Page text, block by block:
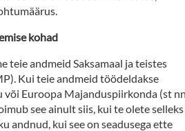
kohad
teie andmeid Saksamaal ja teistes
Kui teie andmeid töödeldakse
või Euroopa Majanduspiirkonda (st
see ainult siis, kui te olete selleks
andnud, kui see on seadusega ette